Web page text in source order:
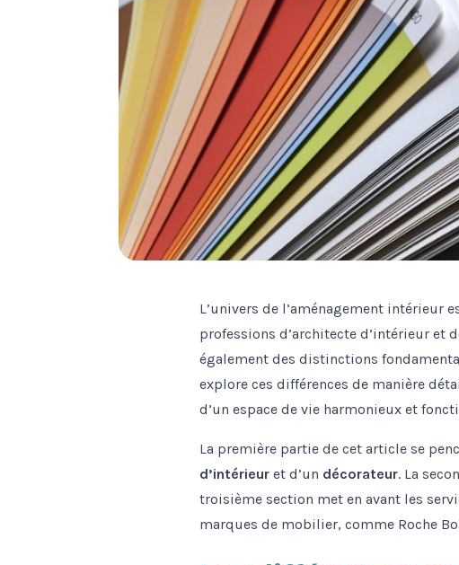
L’univers de l’aménagement intérieur
professions d’architecte d’intérieur et
également des distinctions
explore ces différences de manière
d’un espace de vie harmonieux et
La première partie de cet article se
d’intérieur et d’un décorateur. La
troisième section met en avant les
marques de mobilier, comme Roche